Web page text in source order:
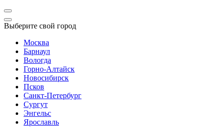
Выберите свой город
Москва
Барнаул
Вологда
Горно-Алтайск
Новосибирск
Псков
Санкт-Петербург
Сургут
Энгельс
Ярославль